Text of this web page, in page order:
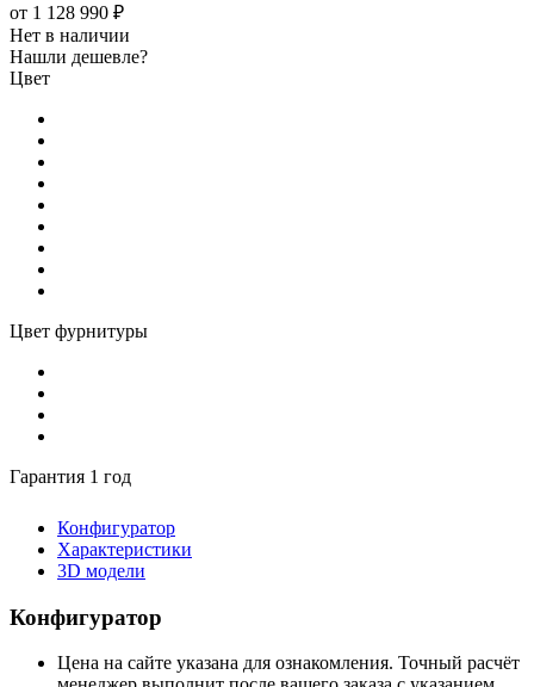
от 1 128 990 ₽
Нет в наличии
Нашли дешевле?
Цвет
Цвет фурнитуры
Гарантия 1 год
Конфигуратор
Характеристики
3D модели
Конфигуратор
Цена на сайте указана для ознакомления. Точный расчёт